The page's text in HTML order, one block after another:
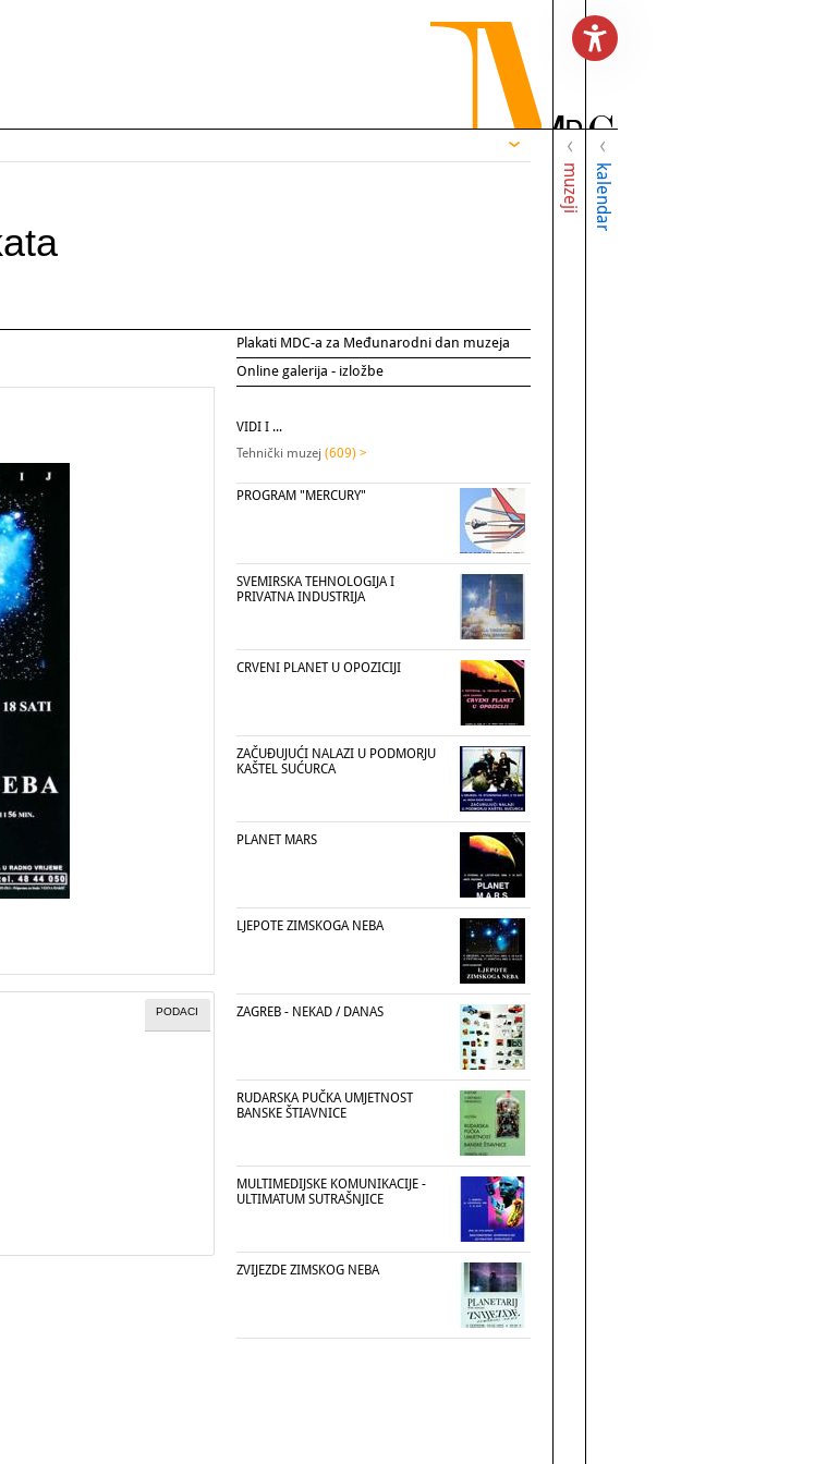
muzeji kalendar
Plakati MDC-a za Međunarodni dan muzeja
Online galerija - izložbe
PODACI
VIDI I ...
Tehnički muzej (609) >
PROGRAM "MERCURY"
SVEMIRSKA TEHNOLOGIJA I
PRIVATNA INDUSTRIJA
CRVENI PLANET U OPOZICIJI
ZAČUĐUJUĆI NALAZI U PODMORJU
KAŠTEL SUĆURCA
PLANET MARS
LJEPOTE ZIMSKOGA NEBA
ZAGREB - NEKAD / DANAS
RUDARSKA PUČKA UMJETNOST
BANSKE ŠTIAVNICE
MULTIMEDIJSKE KOMUNIKACIJE -
ULTIMATUM SUTRAŠNJICE
ZVIJEZDE ZIMSKOG NEBA